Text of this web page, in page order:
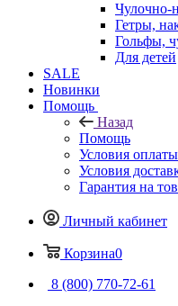
Чулочно-
Гетры,
Гольфы,
Для детей
SALE
Новинки
Помощь
Назад
Помощь
Условия оплаты
Условия
Гарантия на
Личный кабинет
Корзина0
8 (800) 770-72-61